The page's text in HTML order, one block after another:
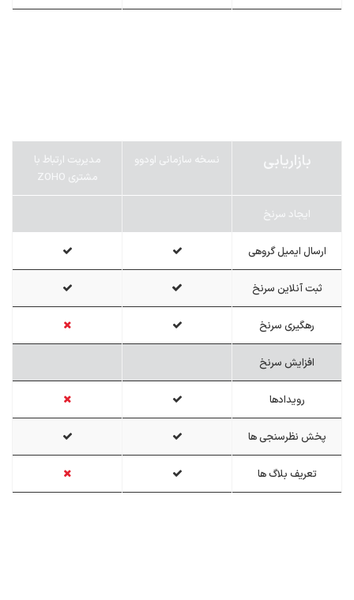
بازاریابی نسخه سازمانی اودوو
مدیریت ارتباط با
مشتری ZOHO
ایجاد سرنخ
ارسال ایمیل گروهی
ثبت آنلاین سرنخ
رهگیری سرنخ
افزایش سرنخ
رویدادها
پخش نظرسنجی ها
تعریف بلاگ ها